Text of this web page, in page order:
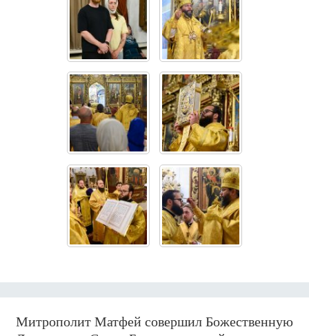
Митрополит Матфей совершил Божественную